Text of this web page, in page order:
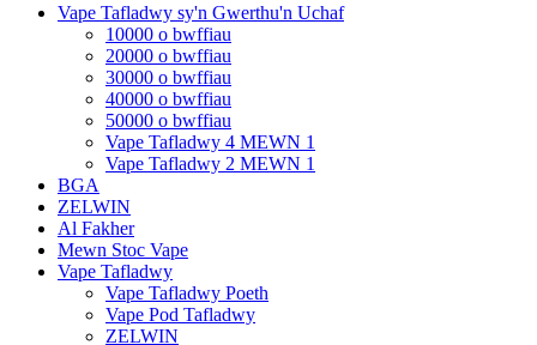
Vape Tafladwy sy'n Gwerthu'n Uchaf
10000 o bwffiau
20000 o bwffiau
30000 o bwffiau
40000 o bwffiau
50000 o bwffiau
Vape Tafladwy 4 MEWN 1
Vape Tafladwy 2 MEWN 1
BGA
ZELWIN
Al Fakher
Mewn Stoc Vape
Vape Tafladwy
Vape Tafladwy Poeth
Vape Pod Tafladwy
ZELWIN